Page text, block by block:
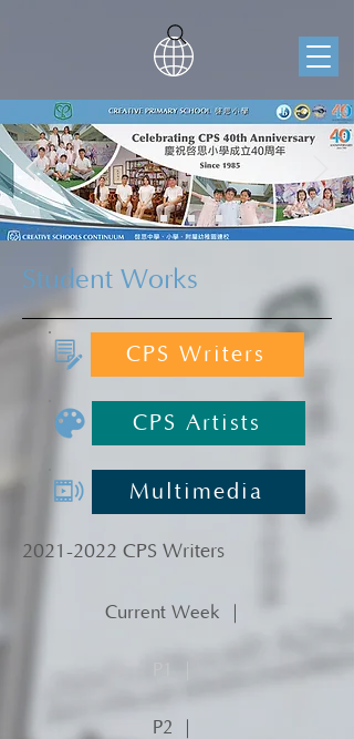
Student Works
CPS Writers
CPS Artists
Multimedia
2021-2022 CPS Writers
Current Week ｜
P2 ｜